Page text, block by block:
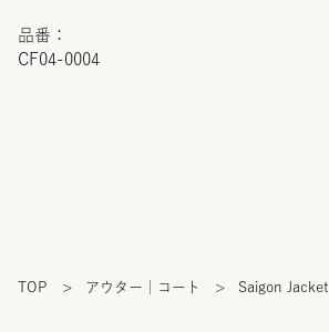
品番：
CF04-0004
TOP > アウター｜コート > Saigon Jacket